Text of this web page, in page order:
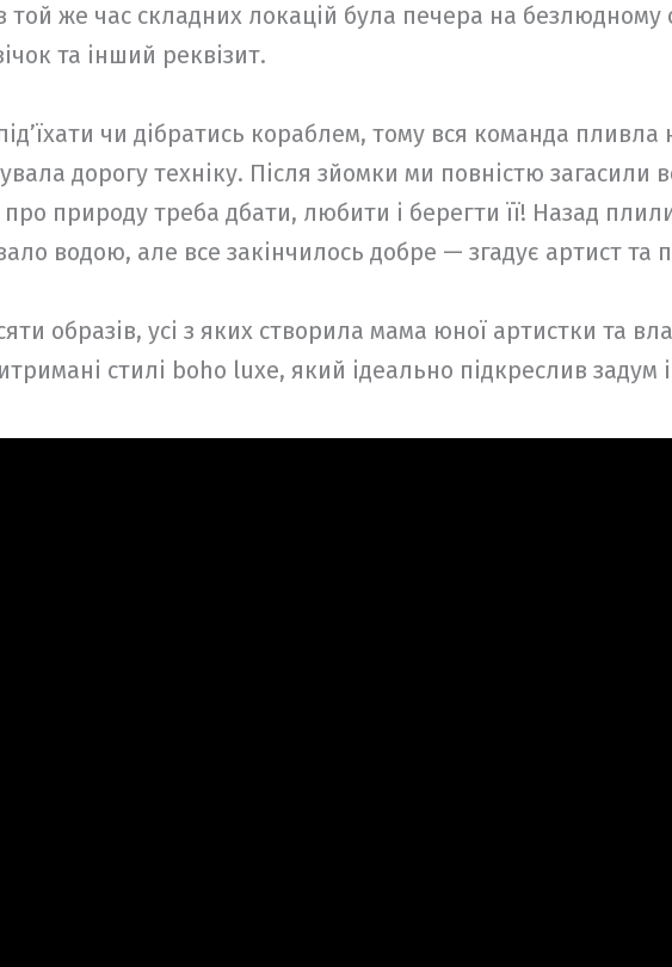
же час складних локацій була печера на безлюдному
та інший реквізит.
чи дібратись кораблем, тому вся команда пливла
дорогу техніку. Після зйомки ми повністю загасили
про природу треба дбати, любити і берегти її! Назад
водою, але все закінчилось добре — згадує артист та
образів, усі з яких створила мама юної артистки та
стилі boho luxe, який ідеально підкреслив задум